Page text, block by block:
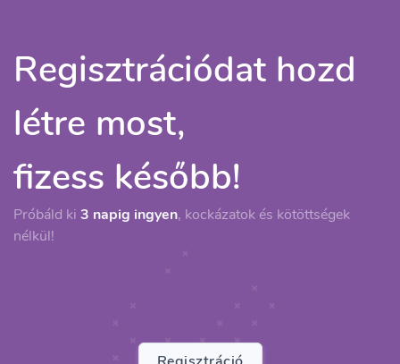
Regisztrációdat hozd
létre most,
fizess később!
Próbáld ki 3 napig ingyen, kockázatok és kötöttségek
nélkül!